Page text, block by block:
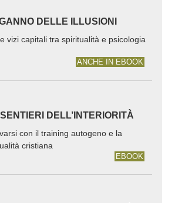
DELLE ILLUSIONI
vizi capitali tra spiritualità e psicologia
ANCHE IN EBOOK
DELL’INTERIORITÀ
con il training autogeno e la
cristiana
EBOOK